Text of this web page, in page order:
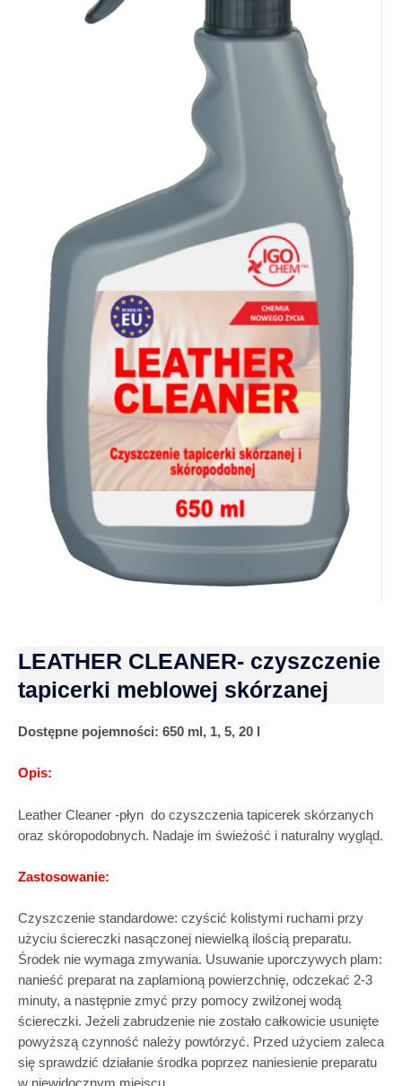
LEATHER CLEANER- czyszczenie
tapicerki meblowej skórzanej
Dostępne pojemności: 650 ml, 1, 5, 20 l
Opis:
Leather Cleaner -płyn do czyszczenia tapicerek skórzanych
oraz skóropodobnych. Nadaje im świeżość i naturalny wygląd.
Zastosowanie:
Czyszczenie standardowe: czyścić kolistymi ruchami przy
użyciu ściereczki nasączonej niewielką ilością preparatu.
Środek nie wymaga zmywania. Usuwanie uporczywych plam:
nanieść preparat na zaplamioną powierzchnię, odczekać 2-3
minuty, a następnie zmyć przy pomocy zwilżonej wodą
ściereczki. Jeżeli zabrudzenie nie zostało całkowicie usunięte
powyższą czynność należy powtórzyć. Przed użyciem zaleca
się sprawdzić działanie środka poprzez naniesienie preparatu